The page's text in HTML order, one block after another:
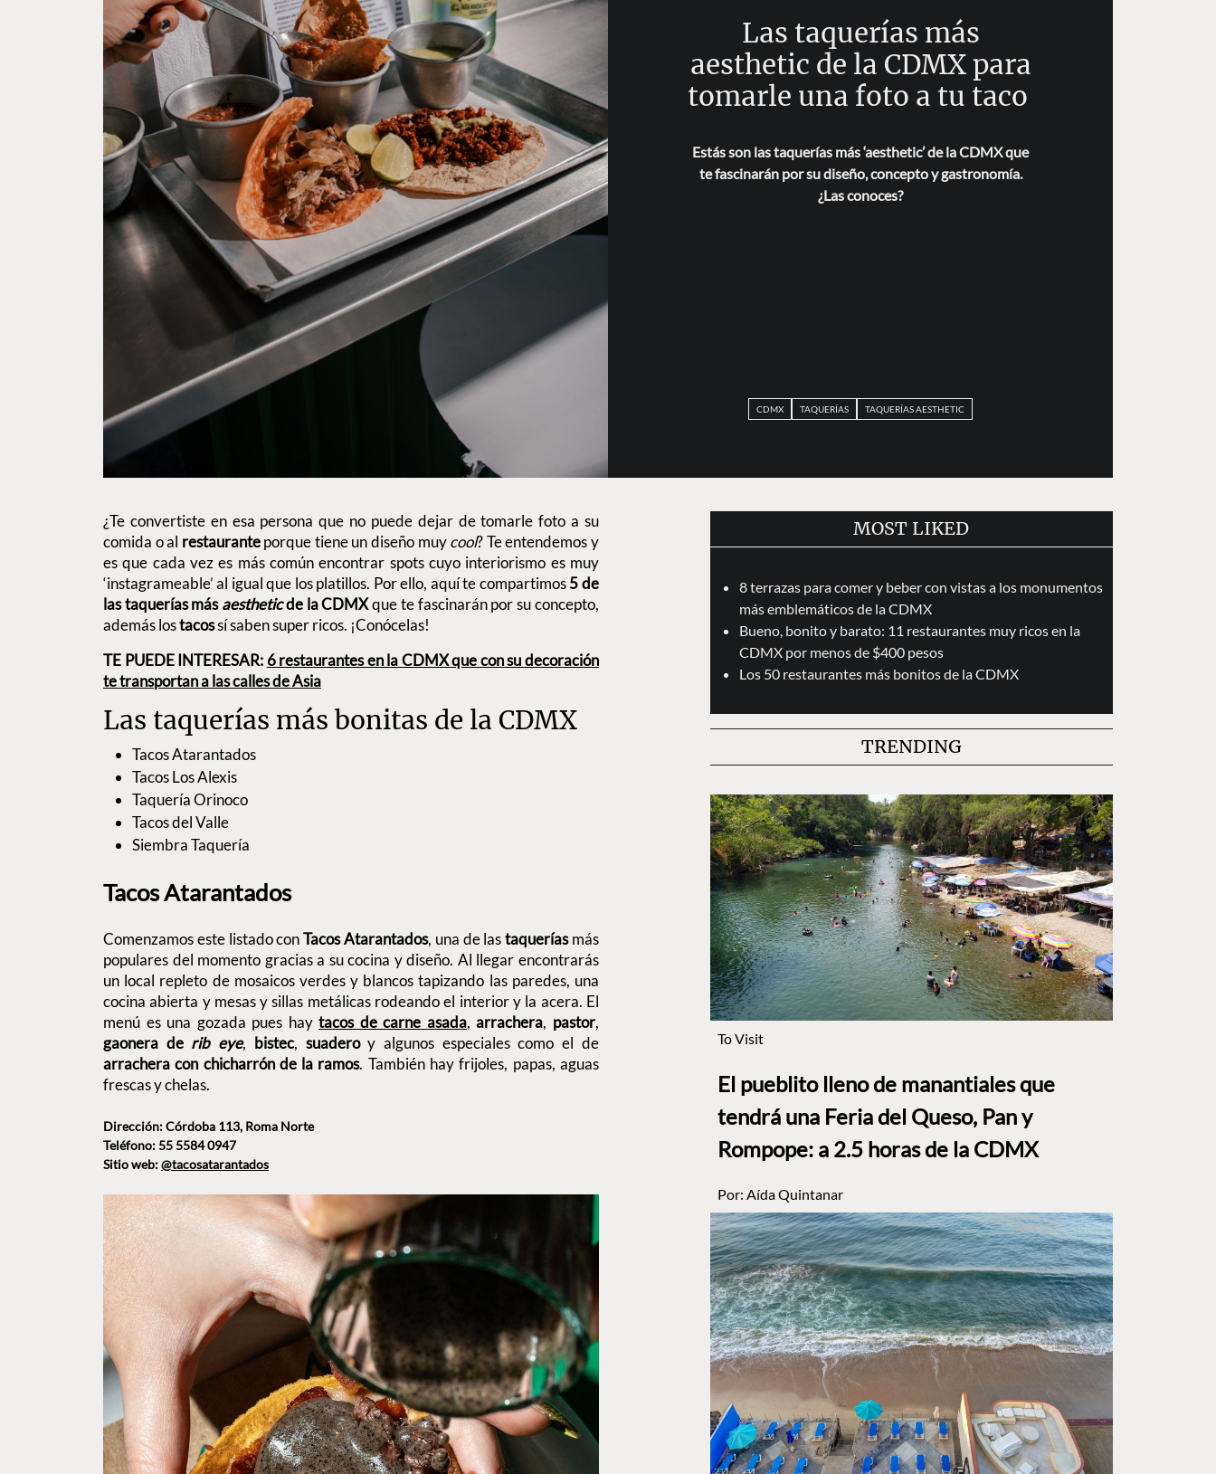
Las taquerías más
aesthetic de la CDMX para
tomarle una foto a tu taco
Estás son las taquerías más ‘aesthetic’ de la CDMX que
te fascinarán por su diseño, concepto y gastronomía.
¿Las conoces?
CDMX TAQUERÍAS TAQUERÍAS AESTHETIC
¿Te convertiste en esa persona que no puede dejar de tomarle foto a su
comida o al restauranteporque tiene un diseño muycool? Te entendemos y
es que cada vez es más común encontrar spots cuyo interiorismo es muy
‘instagrameable’ al igual que los platillos. Por ello, aquí te compartimos5 de
las taquerías másaestheticde la CDMXque te fascinarán por su concepto,
además lostacossí saben super ricos. ¡Conócelas!
TE PUEDE INTERESAR: 6 restaurantes en la CDMX que con su decoración
te transportan a las calles de Asia
Las taquerías más bonitas de la CDMX
Tacos Atarantados
Tacos Los Alexis
Taquería Orinoco
Tacos del Valle
Siembra Taquería
Tacos Atarantados
Comenzamos este listado conTacos Atarantados, una de lastaqueríasmás
populares del momento gracias a su cocina y diseño. Al llegar encontrarás
un local repleto de mosaicos verdes y blancos tapizando las paredes, una
cocina abierta y mesas y sillas metálicas rodeando el interior y la acera. El
menú es una gozada pues haytacos de carne asada,arrachera, pastor,
gaonera derib eye, bistec, suaderoy algunos especiales como el de
arrachera con chicharrón de la ramos. También hay frijoles, papas, aguas
frescas y chelas.
Dirección: Córdoba 113, Roma Norte
Teléfono: 55 5584 0947
Sitio web:@tacosatarantados
MOST LIKED
8 terrazas para comer y beber con vistas a los monumentos
más emblemáticos de la CDMX
Bueno, bonito y barato: 11 restaurantes muy ricos en la
CDMX por menos de $400 pesos
Los 50 restaurantes más bonitos de la CDMX
TRENDING
To Visit
El pueblito lleno de manantiales que
tendrá una Feria del Queso, Pan y
Rompope: a 2.5 horas de la CDMX
Por: Aída Quintanar